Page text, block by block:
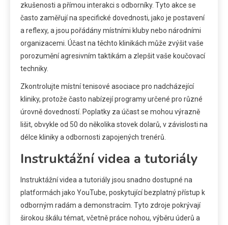
zkušenosti a přímou interakci s odborníky. Tyto akce se
často zaměřují na specifické dovednosti, jako je postavení
a reflexy, a jsou pořádány místními kluby nebo národními
organizacemi. Účast na těchto klinikách může zvýšit vaše
porozumění agresivním taktikám a zlepšit vaše koučovací
techniky.
Zkontrolujte místní tenisové asociace pro nadcházející
kliniky, protože často nabízejí programy určené pro různé
úrovně dovedností. Poplatky za účast se mohou výrazně
lišit, obvykle od 50 do několika stovek dolarů, v závislosti na
délce kliniky a odbornosti zapojených trenérů.
Instruktážní videa a tutoriály
Instruktážní videa a tutoriály jsou snadno dostupné na
platformách jako YouTube, poskytující bezplatný přístup k
odborným radám a demonstracím. Tyto zdroje pokrývají
širokou škálu témat, včetně práce nohou, výběru úderů a